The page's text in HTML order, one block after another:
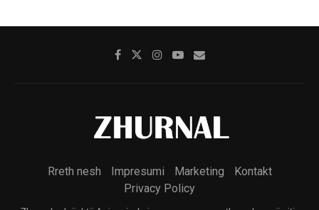
Rreth nesh Impresumi Marketing
Kontakt
Privacy Policy